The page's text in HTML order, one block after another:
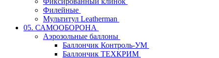
Филейные
Мультитул Leatherman
05. САМООБОРОНА
Аэрозольные баллоны
Баллончик Контроль-УМ
Баллончик ТЕХКРИМ